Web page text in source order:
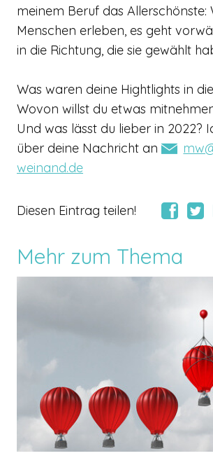
meinem Beruf das Allerschönste:
Menschen erleben, es geht
in die Richtung, die sie gewählt
Was waren deine Hightlights in
Wovon willst du etwas
Und was lässt du lieber in 2022?
über deine Nachricht an
weinand.de
Diesen Eintrag teilen!
Mehr zum Thema